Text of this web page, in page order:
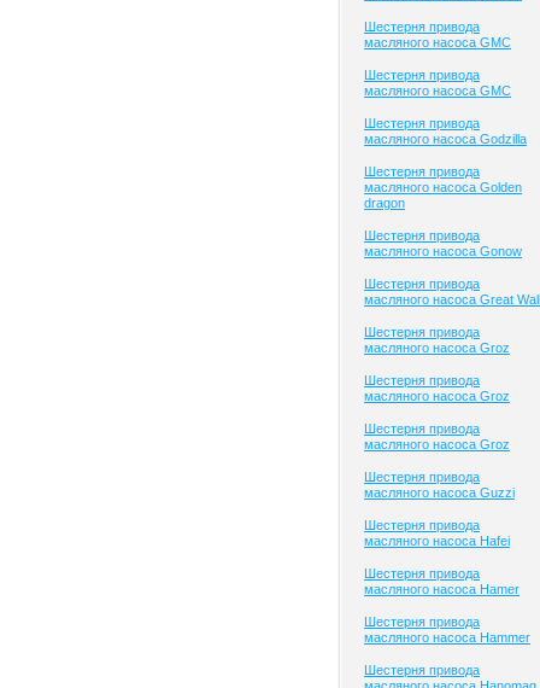
Шестерня привода
масляного насоса GMC
Шестерня привода
масляного насоса GMC
Шестерня привода
масляного насоса Godzilla
Шестерня привода
масляного насоса Golden
dragon
Шестерня привода
масляного насоса Gonow
Шестерня привода
масляного насоса Great Wall
Шестерня привода
масляного насоса Groz
Шестерня привода
масляного насоса Groz
Шестерня привода
масляного насоса Groz
Шестерня привода
масляного насоса Guzzi
Шестерня привода
масляного насоса Hafei
Шестерня привода
масляного насоса Hamer
Шестерня привода
масляного насоса Hammer
Шестерня привода